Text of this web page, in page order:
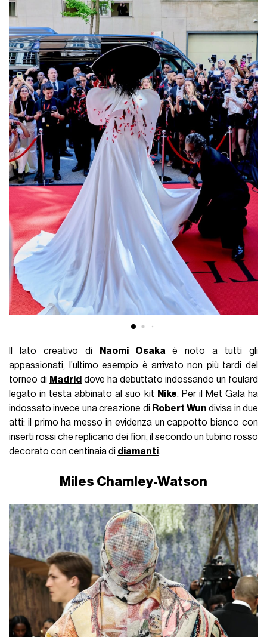
Il lato creativo di Naomi Osaka è noto a tutti gli
appassionati, l’ultimo esempio è arrivato non più tardi del
torneo di Madrid dove ha debuttato indossando un foulard
legato in testa abbinato al suo kit Nike. Per il Met Gala ha
indossato invece una creazione di Robert Wun divisa in due
atti: il primo ha messo in evidenza un cappotto bianco con
inserti rossi che replicano dei fiori, il secondo un tubino rosso
decorato con centinaia di diamanti.
Miles Chamley-Watson